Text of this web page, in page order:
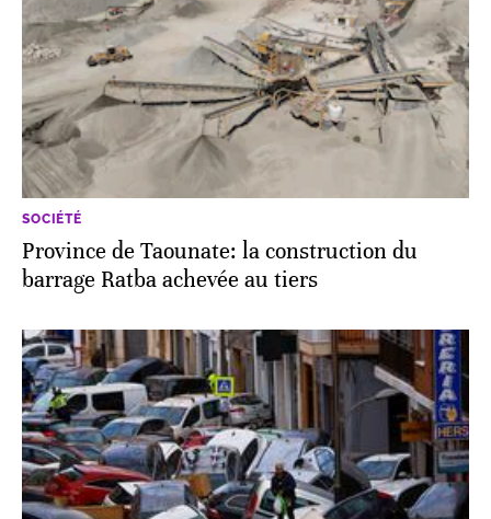
SOCIÉTÉ
Province de Taounate: la construction du
barrage Ratba achevée au tiers